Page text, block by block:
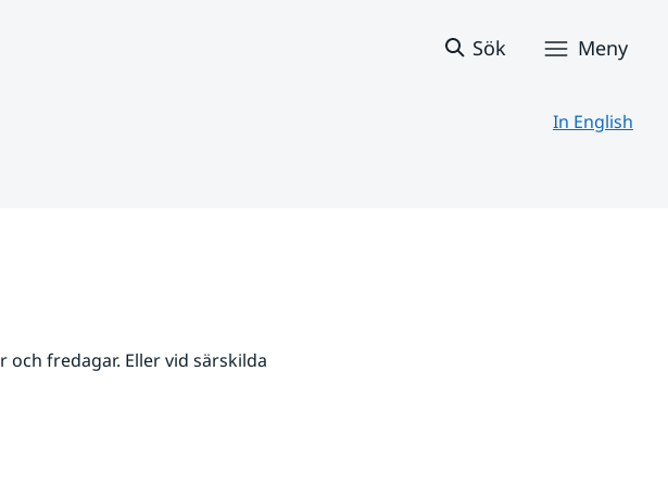
Sök Meny
In English
fredagar. Eller vid särskilda